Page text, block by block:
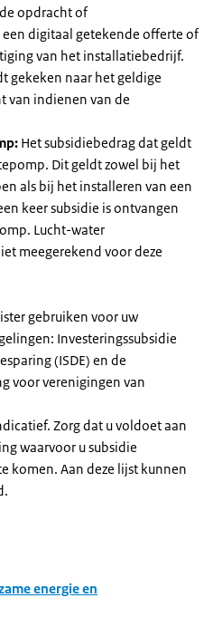
opdracht of
digitaal getekende offerte of
van het installatiebedrijf.
gekeken naar het geldige
van indienen van de
Het subsidiebedrag dat geldt
Dit geldt zowel bij het
als bij het installeren van een
keer subsidie is ontvangen
Lucht-water
meegerekend voor deze
gebruiken voor uw
Investeringssubsidie
(ISDE) en de
voor verenigingen van
Zorg dat u voldoet aan
waarvoor u subsidie
komen. Aan deze lijst kunnen
energie en